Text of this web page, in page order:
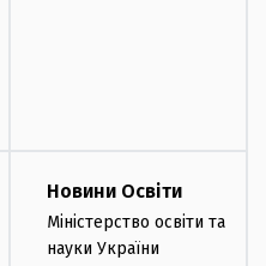
Новини Освіти
Міністерство освіти та
науки України